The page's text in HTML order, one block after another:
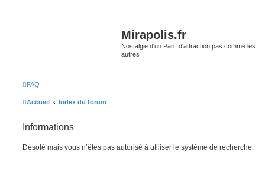
Mirapolis.fr
Nostalgie d'un Parc d'attraction pas comme les
autres
FAQ
Accueil Index du forum
Informations
Désolé mais vous n’êtes pas autorisé à utiliser le système de recherche.